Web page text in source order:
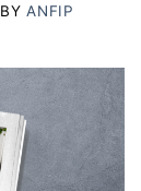
BYANFIP